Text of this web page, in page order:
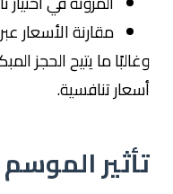
مقارنة الأسعار
وغالبًا ما يتيح الحجز
أسعار تنافسية.
تأثير